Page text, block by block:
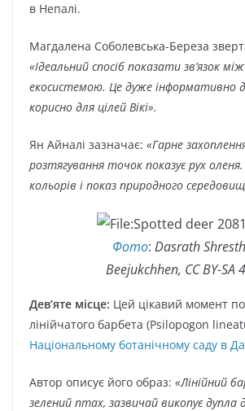
в Непалі.
Магдалена Соболевська-Береза
«Ідеальний спосіб показати зв’язок
екосистемою. Це дуже інформативно
корисно для цілей Вікі».
Ян Айналі зазначає: «Гарне
розтягування точок показує рух
кольорів і показ природного
Фото: Dasrath
Beejukchhen, CC BY-SA
Дев’яте місце: Цей цікавий момент
лінійчатого барбета (Psilopogon
Національному ботанічному саду в
Автор описує його образ: «Лінійний
зелений птах, зазвичай викопує дупла